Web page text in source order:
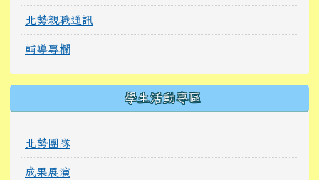
北勢親職通訊
輔導專欄
學生活動專區
北勢團隊
成果展演